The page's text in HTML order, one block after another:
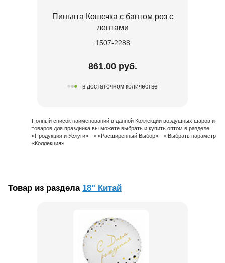
Пиньята Кошечка с бантом роз с
лентами
1507-2288
861.00 руб.
в достаточном количестве
Полный список наименований в данной Коллекции воздушных шаров и
товаров для праздника вы можете выбрать и купить оптом в разделе
«Продукция и Услуги» - > «Расширенный Выбор» - > Выбрать параметр
«Коллекция»
Товар из раздела 18" Китай